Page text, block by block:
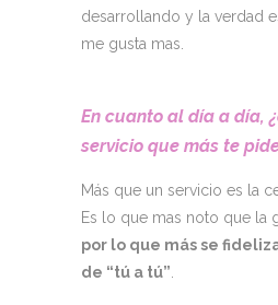
desarrollando y la verdad
me gusta mas.
En cuanto al día a día,
servicio que más te
Más que un servicio es la
Es lo que mas noto que la
por lo que más se
de “tú a tú”